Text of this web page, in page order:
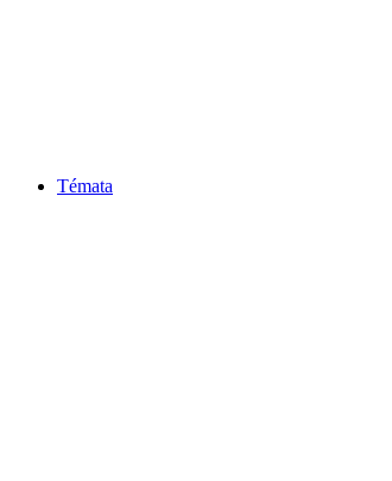
Témata